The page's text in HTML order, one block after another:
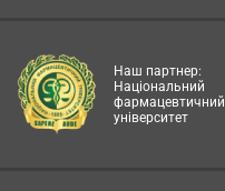
Наш партнер:
Національний
фармацевтичний
університет